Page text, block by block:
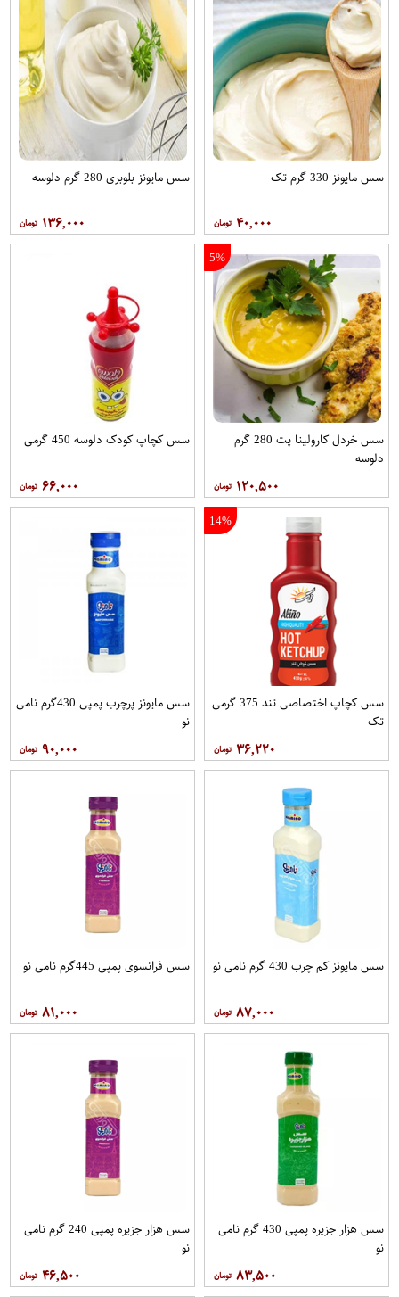
سس مایونز 330 گرم تک
۴۰,۰۰۰
سس مایونز بلوبری 280 گرم دلوسه
۱۳۶,۰۰۰
5%
سس خردل کارولینا پت 280 گرم
دلوسه
۱۲۰,۵۰۰
سس کچاپ کودک دلوسه 450 گرمی
۶۶,۰۰۰
14%
سس کچاپ اختصاصی تند 375 گرمی
تک
۳۶,۲۲۰
سس مایونز پرچرب پمپی 430گرم نامی
نو
۹۰,۰۰۰
سس مایونز کم چرب 430 گرم نامی نو
۸۷,۰۰۰
سس فرانسوی پمپی 445گرم نامی نو
۸۱,۰۰۰
سس هزار جزیره پمپی 430 گرم نامی
نو
۸۳,۵۰۰
سس هزار جزیره پمپی 240 گرم نامی
نو
۴۶,۵۰۰